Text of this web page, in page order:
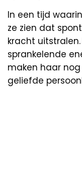
In een tijd
ze zien dat
kracht
sprankelende
maken haar
geliefde